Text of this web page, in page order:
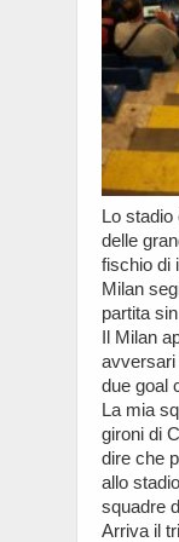
Lo stadio
delle
fischio di
Milan
partita
Il Milan
avversari
due goal
La mia
gironi di
dire che
allo
squadre
Arriva il